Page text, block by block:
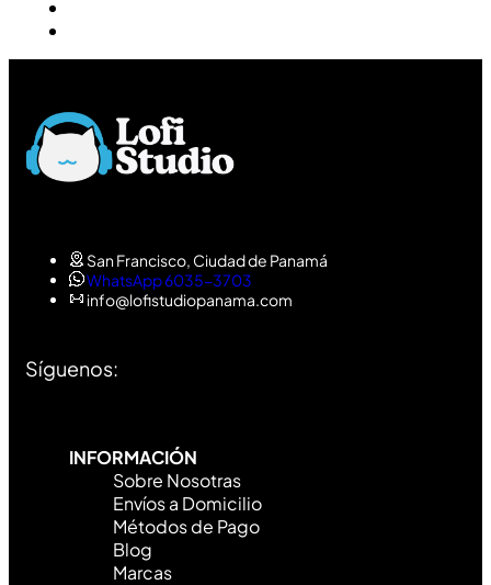
San Francisco, Ciudad de Panamá
WhatsApp 6035-3703
info@lofistudiopanama.com
Síguenos:
INFORMACIÓN
Sobre Nosotras
Envíos a Domicilio
Métodos de Pago
Blog
Marcas